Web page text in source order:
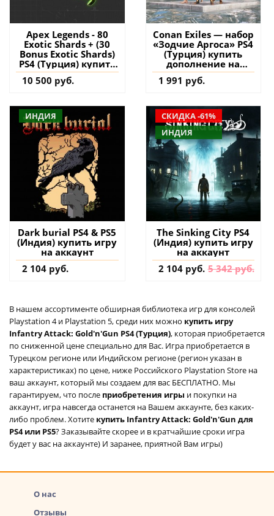
Apex Legends - 80
Exotic Shards + (30
Bonus Exotic Shards)
PS4 (Турция) купить
дополнение на
аккаунт
10 500 руб.
Conan Exiles — набор
«Зодчие Аргоса» PS4
(Турция) купить
дополнение на
аккаунт
1 991 руб.
ИНДИЯ
Dark burial PS4 & PS5
(Индия) купить игру
на аккаунт
2 104 руб.
СКИДКА -61%
ИНДИЯ
The Sinking City PS4
(Индия) купить игру
на аккаунт
2 104 руб. 5 342 руб.
В нашем ассортименте обширная библиотека игр для консолей
Playstation 4 и Playstation 5, среди них можно купить игру
Infantry Attack: Gold'n'Gun PS4 (Турция), которая приобретается
по сниженной цене специально для Вас. Игра приобретается в
Турецком регионе или Индийском регионе (регион указан в
характеристиках) по цене, ниже Российского Playstation Store на
ваш аккаунт, который мы создаем для вас БЕСПЛАТНО. Мы
гарантируем, что после приобретения игры и покупки на
аккаунт, игра навсегда останется на Вашем аккаунте, без каких-
либо проблем. Хотите купить Infantry Attack: Gold'n'Gun для
PS4 или PS5? Заказывайте скорее и в кратчайшие сроки игра
будет у вас на аккаунте) И заранее, приятной Вам игры)
О нас
Отзывы